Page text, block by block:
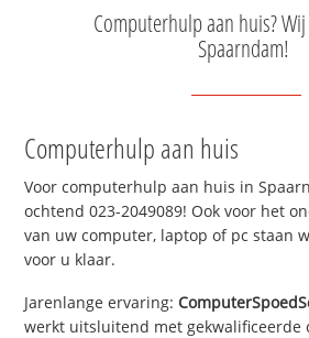
Computerhulp aan huis?
Spaarndam!
Computerhulp aan huis
Voor computerhulp aan huis in
ochtend 023-2049089! Ook voor het
van uw computer, laptop of pc staan
voor u klaar.
Jarenlange ervaring:
werkt uitsluitend met gekwalificeerde